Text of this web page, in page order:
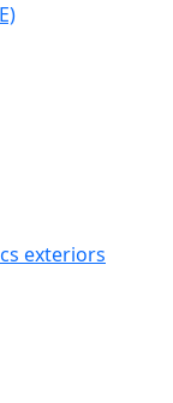
exteriors